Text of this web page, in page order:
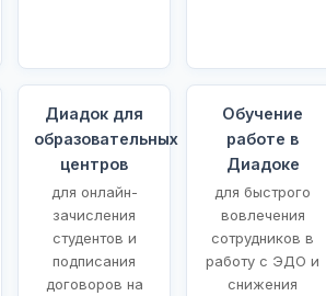
Диадок для
образовательных
центров
для онлайн-
зачисления
студентов и
подписания
договоров на
Обучение
работе в
Диадоке
для быстрого
вовлечения
сотрудников в
работу с ЭДО и
снижения